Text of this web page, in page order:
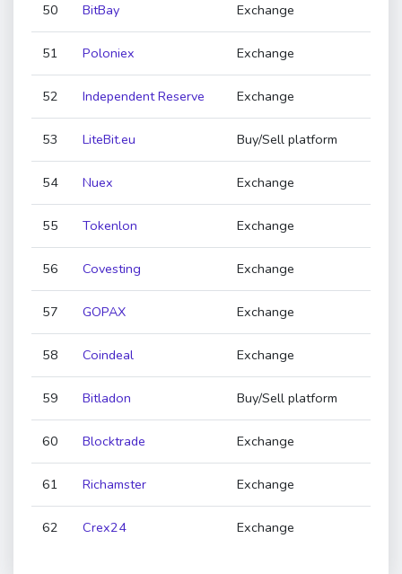
50 BitBay Exchange
51 Poloniex Exchange
52 Independent Reserve Exchange
53 LiteBit.eu Buy/Sell platform
54 Nuex Exchange
55 Tokenlon Exchange
56 Covesting Exchange
57 GOPAX Exchange
58 Coindeal Exchange
59 Bitladon Buy/Sell platform
60 Blocktrade Exchange
61 Richamster Exchange
62 Crex24 Exchange